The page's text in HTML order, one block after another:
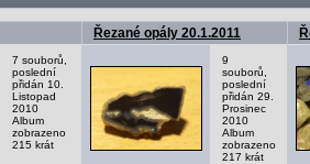
7 souborů,
poslední
přidán 10.
Listopad
2010
Album
zobrazeno
215 krát
Řezané opály 20.1.2011
9
souborů,
poslední
přidán 29.
Prosinec
2010
Album
zobrazeno
217 krát